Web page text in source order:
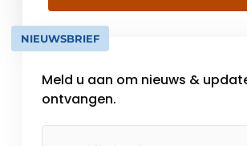
binnenklimaat. Een continue
alle beschikbare middelen vormt
en […]
NIEUWSBRIEF
Meld u aan om nieuws &
ontvangen.